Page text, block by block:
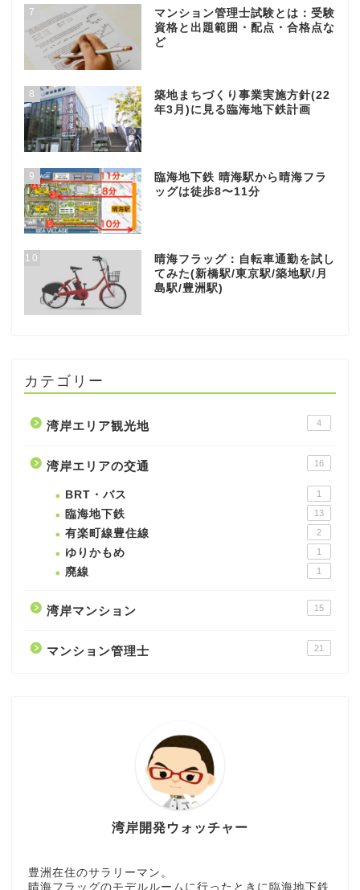
7
マンション管理士試験とは：受験
資格と出題範囲・配点・合格点な
ど
8
築地まちづくり事業実施方針(22
年3月)に見る臨海地下鉄計画
9
臨海地下鉄 晴海駅から晴海フラ
ッグは徒歩8〜11分
10
晴海フラッグ：自転車通勤を試し
てみた(新橋駅/東京駅/築地駅/月
島駅/豊洲駅)
カテゴリー
湾岸エリア観光地 4
湾岸エリアの交通 16
BRT・バス 1
臨海地下鉄 13
有楽町線豊住線 2
ゆりかもめ 1
廃線 1
湾岸マンション 15
マンション管理士 21
湾岸開発ウォッチャー
豊洲在住のサラリーマン。
晴海フラッグのモデルルームに行ったときに臨海地下鉄